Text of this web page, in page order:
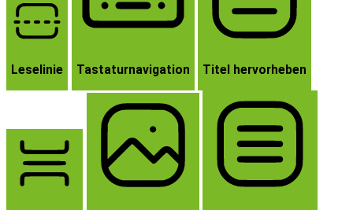
Leselinie Tastaturnavigation Titel hervorheben